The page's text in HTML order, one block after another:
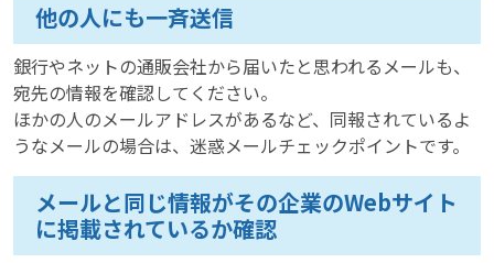
他の人にも一斉送信
銀行やネットの通販会社から届いたと思われるメールも、
宛先の情報を確認してください。
ほかの人のメールアドレスがあるなど、同報されているよ
うなメールの場合は、迷惑メールチェックポイントです。
メールと同じ情報がその企業のWebサイト
に掲載されているか確認